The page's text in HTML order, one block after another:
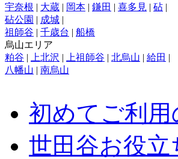
宇奈根 | 大蔵 | 岡本 | 鎌田 | 喜多見 | 砧 |
砧公園 | 成城 |
祖師谷 | 千歳台 | 船橋
烏山エリア
粕谷 | 上北沢 | 上祖師谷 | 北烏山 | 給田 |
八幡山 | 南烏山
初めてご利用
世田谷お役立